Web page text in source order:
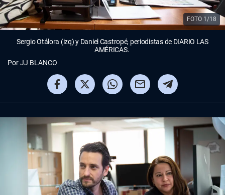
FOTO 1/18
PorJJ BLANCO
Sergio Otálora (izq) y Daniel Castropé, periodistas de DIARIO LAS
AMÉRICAS.